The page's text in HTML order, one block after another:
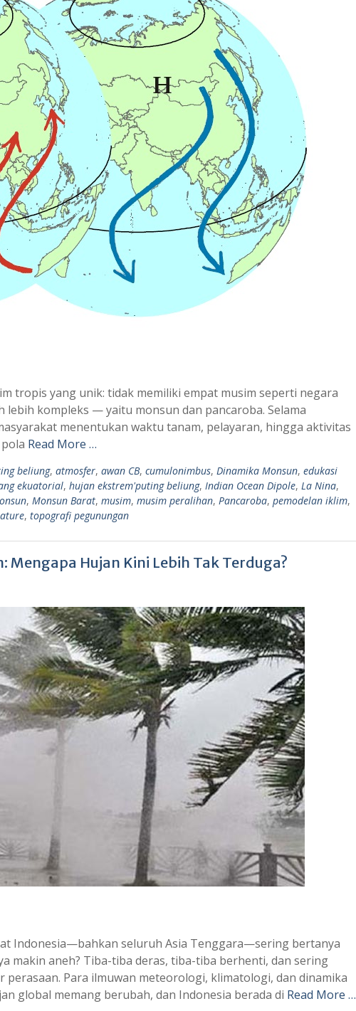
tropis yang unik: tidak memiliki empat musim seperti negara
kompleks — yaitu monsun dan pancaroba. Selama
menentukan waktu tanam, pelayaran, hingga aktivitas
Read More …
beliung, atmosfer, awan CB, cumulonimbus, Dinamika Monsun, edukasi
ekuatorial, hujan ekstrem'puting beliung, Indian Ocean Dipole, La Nina,
, Monsun Barat, musim, musim peralihan, Pancaroba, pemodelan iklim,
, topografi pegunungan
Mengapa Hujan Kini Lebih Tak Terduga?
Indonesia—bahkan seluruh Asia Tenggara—sering bertanya
makin aneh? Tiba-tiba deras, tiba-tiba berhenti, dan sering
perasaan. Para ilmuwan meteorologi, klimatologi, dan dinamika
global memang berubah, dan Indonesia berada di Read More …